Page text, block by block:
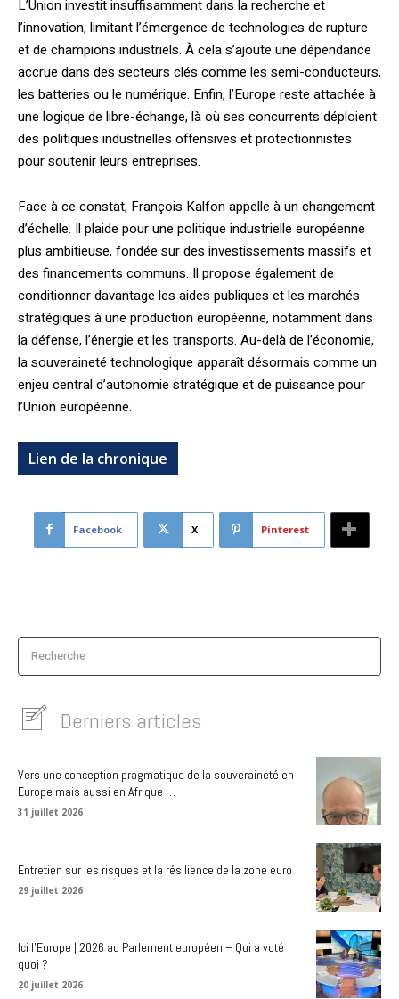
L’Union investit insuffisamment dans la recherche et
l’innovation, limitant l’émergence de technologies de rupture
et de champions industriels. À cela s’ajoute une dépendance
accrue dans des secteurs clés comme les semi-conducteurs,
les batteries ou le numérique. Enfin, l’Europe reste attachée à
une logique de libre-échange, là où ses concurrents déploient
des politiques industrielles offensives et protectionnistes
pour soutenir leurs entreprises.
Face à ce constat, François Kalfon appelle à un changement
d’échelle. Il plaide pour une politique industrielle européenne
plus ambitieuse, fondée sur des investissements massifs et
des financements communs. Il propose également de
conditionner davantage les aides publiques et les marchés
stratégiques à une production européenne, notamment dans
la défense, l’énergie et les transports. Au-delà de l’économie,
la souveraineté technologique apparaît désormais comme un
enjeu central d’autonomie stratégique et de puissance pour
l’Union européenne.
Lien de la chronique
Facebook X Pinterest
Recherche
Derniers articles
Vers une conception pragmatique de la souveraineté en
Europe mais aussi en Afrique …
31 juillet 2026
Entretien sur les risques et la résilience de la zone euro
29 juillet 2026
Ici l’Europe | 2026 au Parlement européen – Qui a voté
quoi ?
20 juillet 2026